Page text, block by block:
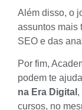
Além disso, o
assuntos mais
SEO e das
Por fim,
podem te
na Era Digital ,
cursos, no